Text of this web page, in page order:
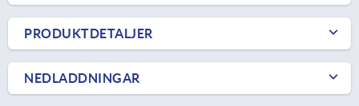
PRODUKTDETALJER
NEDLADDNINGAR